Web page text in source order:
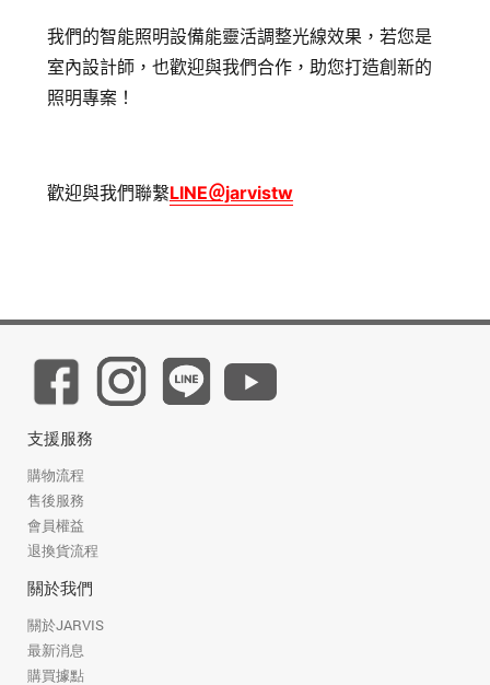
我們的智能照明設備能靈活調整光線效果，若您是
室內設計師，也歡迎與我們合作，助您打造創新的
照明專案！
歡迎與我們聯繫LINE＠jarvistw
支援服務
購物流程
售後服務
會員權益
退換貨流程
關於我們
關於JARVIS
最新消息
購買據點